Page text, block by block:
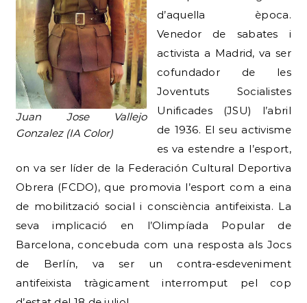
Juan Jose Vallejo
Gonzalez (IA Color)
d’aquella època.
Venedor de sabates i
activista a Madrid, va ser
cofundador de les
Joventuts Socialistes
Unificades (JSU) l’abril
de 1936. El seu activisme
es va estendre a l’esport,
on va ser líder de la Federación Cultural Deportiva
Obrera (FCDO), que promovia l’esport com a eina
de mobilització social i consciència antifeixista. La
seva implicació en l’Olimpíada Popular de
Barcelona, concebuda com una resposta als Jocs
de Berlín, va ser un contra-esdeveniment
antifeixista tràgicament interromput pel cop